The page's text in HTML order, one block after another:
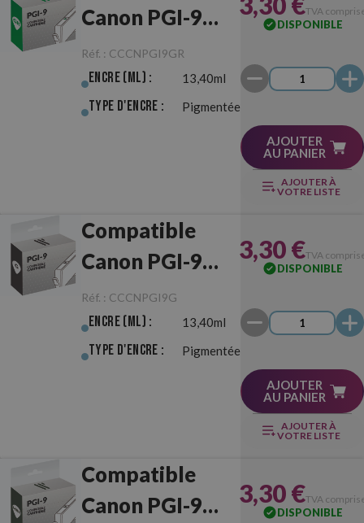
Canon PGI-9
Vert
Réf. : CCCNPGI9GR
Encre (ml) : 13,40ml
Type d'Encre : Pigmentée
TVA
DISPONIBLE
AJOUTER
AU PANIER
AJOUTER À
VOTRE LISTE
Compatible
Canon PGI-9
Gris
Réf. : CCCNPGI9G
Encre (ml) : 13,40ml
Type d'Encre : Pigmentée
3,30 €TVA
DISPONIBLE
AJOUTER
AU PANIER
AJOUTER À
VOTRE LISTE
Compatible
Canon PGI-9
3,30 €TVA
DISPONIBLE